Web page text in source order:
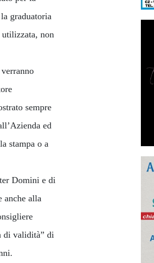
graduatoria
utilizzata, non
sempre
ed
stampa o a
Domini e di
alla
di validità” di